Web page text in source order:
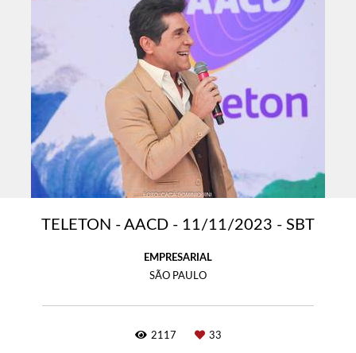
TELETON - AACD - 11/11/2023 - SBT
EMPRESARIAL
SÃO PAULO
2117 33